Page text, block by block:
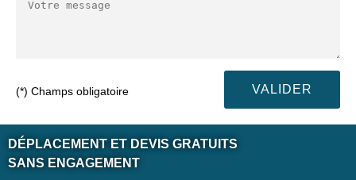
(*) Champs obligatoire
DÉPLACEMENT ET DEVIS GRATUITS
SANS ENGAGEMENT